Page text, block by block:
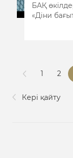
БАҚ
«Діни
Кері қайту
1 2